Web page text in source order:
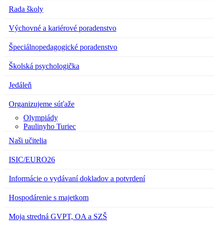
Rada školy
Výchovné a kariérové poradenstvo
Špeciálnopedagogické poradenstvo
Školská psychologička
Jedáleň
Organizujeme súťaže
Olympiády
Paulinyho Turiec
Naši učitelia
ISIC/EURO26
Informácie o vydávaní dokladov a potvrdení
Hospodárenie s majetkom
Moja stredná GVPT, OA a SZŠ